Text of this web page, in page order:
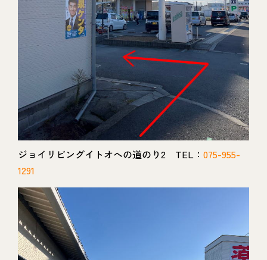
ジョイリビングイトオへの道のり2 TEL： 075-955-
1291